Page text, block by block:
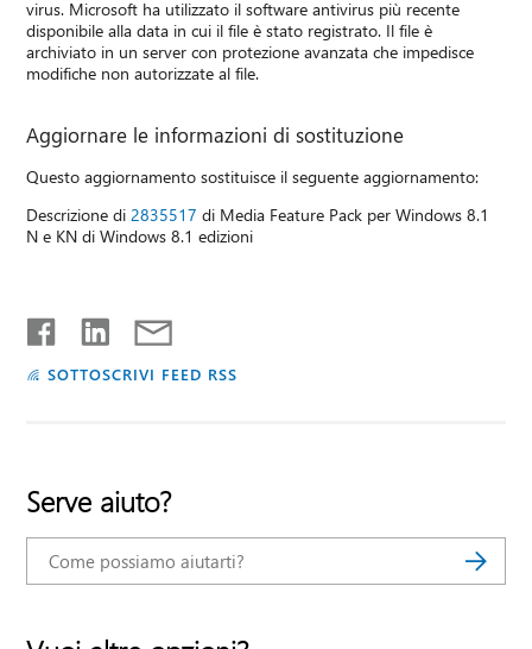
virus. Microsoft ha utilizzato il software antivirus più recente
disponibile alla data in cui il file è stato registrato. Il file è
archiviato in un server con protezione avanzata che impedisce
modifiche non autorizzate al file.
Aggiornare le informazioni di sostituzione
Questo aggiornamento sostituisce il seguente aggiornamento:
Descrizione di2835517 di Media Feature Pack per Windows 8.1
N e KN di Windows 8.1 edizioni
SOTTOSCRIVI FEED RSS
Serve aiuto?